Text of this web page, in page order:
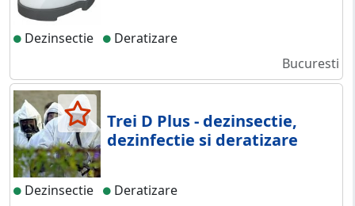
Dezinsectie
Deratizare
Bucuresti
Trei D Plus - dezinsectie,
dezinfectie si deratizare
Dezinsectie
Deratizare